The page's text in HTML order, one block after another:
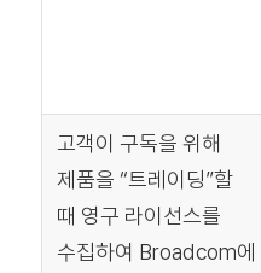
고객이 구독을 위해
제품을 “트레이딩”할
때 영구 라이선스를
수집하여 Broadcom에